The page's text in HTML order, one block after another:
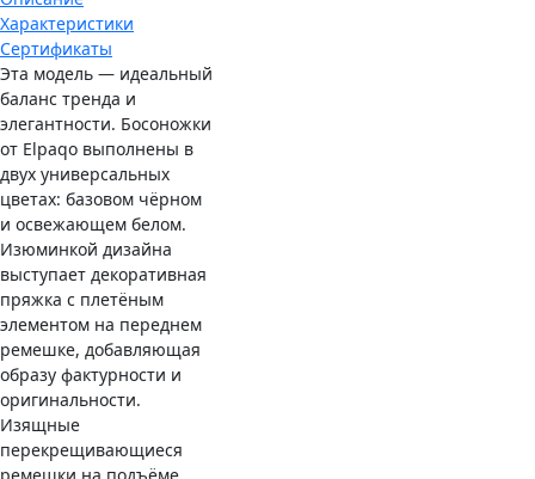
Характеристики
Сертификаты
Эта модель — идеальный
баланс тренда и
элегантности. Босоножки
от Elpaqo выполнены в
двух универсальных
цветах: базовом чёрном
и освежающем белом.
Изюминкой дизайна
выступает декоративная
пряжка с плетёным
элементом на переднем
ремешке, добавляющая
образу фактурности и
оригинальности.
Изящные
перекрещивающиеся